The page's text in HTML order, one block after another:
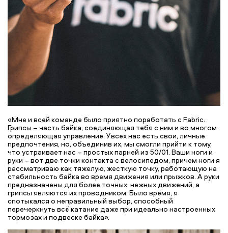
«Мне и всей команде было приятно поработать с Fabric.
Грипсы – часть байка, соединяющая тебя с ним и во многом
определяющая управление. У всех нас есть свои, личные
предпочтения, но, объединив их, мы смогли прийти к тому,
что устраивает нас – простых парней из 50/01. Ваши ноги и
руки – вот две точки контакта с велосипедом, причем ноги я
рассматриваю как тяжелую, жесткую точку, работающую на
стабильность байка во время движения или прыжков. А руки
предназначены для более точных, нежных движений, а
грипсы являются их проводником. Было время, я
спотыкался о неправильный выбор, способный
перечеркнуть всё катание даже при идеально настроенных
тормозах и подвеске байка».